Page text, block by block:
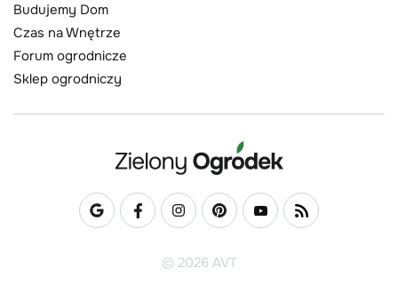
Budujemy Dom
Czas na Wnętrze
Forum ogrodnicze
Sklep ogrodniczy
© 2026 AVT